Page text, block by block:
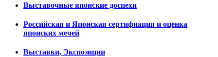
Выставочные японские доспехи
Российская и Японская сертифиация и оценка
японских мечей
Выставки, Экспозиции